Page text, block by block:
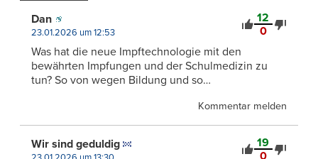
12
0
Dan
23.01.2026 um 12:53
Was hat die neue Impftechnologie mit den
bewährten Impfungen und der Schulmedizin zu
tun? So von wegen Bildung und so…
Kommentar melden
19
Wir sind geduldig